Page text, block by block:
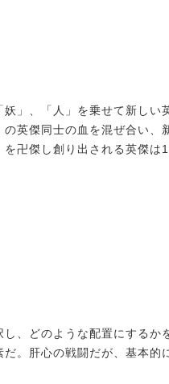
」、「人」を乗せて新しい
英傑同士の血を混ぜ合い、
卍傑し創り出される英傑は
、どのような配置にするか
。肝心の戦闘だが、基本的